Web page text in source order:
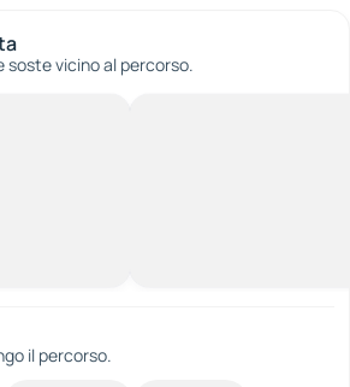
soste vicino al percorso.
il percorso.